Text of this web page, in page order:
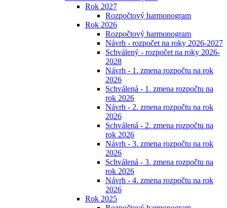
Rok 2027
Rozpočtový harmonogram
Rok 2026
Rozpočtový harmonogram
Návrh - rozpočet na roky 2026-2027
Schválený - rozpočet na roky 2026-
2028
Návrh - 1. zmena rozpočtu na rok
2026
Schválená - 1. zmena rozpočtu na
rok 2026
Návrh - 2. zmena rozpočtu na rok
2026
Schválená - 2. zmena rozpočtu na
rok 2026
Návrh - 3. zmena rozpočtu na rok
2026
Schválená - 3. zmena rozpočtu na
rok 2026
Návrh - 4. zmena rozpočtu na rok
2026
Rok 2025